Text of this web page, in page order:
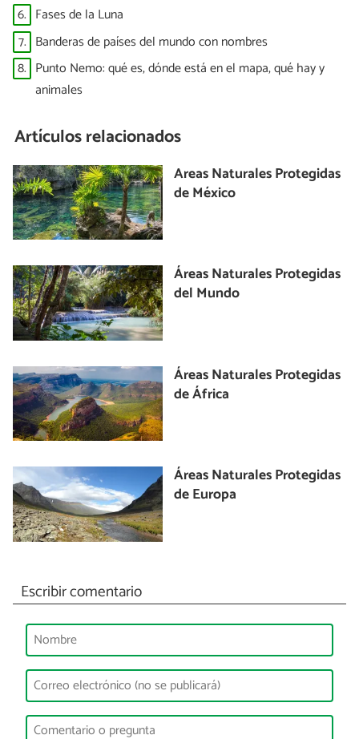
6. Fases de la Luna
7. Banderas de países del mundo con nombres
8. Punto Nemo: qué es, dónde está en el mapa, qué hay y
animales
Artículos relacionados
Areas Naturales Protegidas
de México
Áreas Naturales Protegidas
del Mundo
Áreas Naturales Protegidas
de África
Áreas Naturales Protegidas
de Europa
Escribir comentario